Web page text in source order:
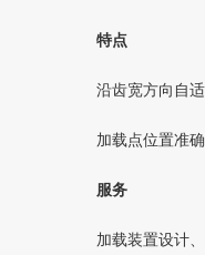
特点
沿齿宽方向自
加载点位置准
服务
加载装置设计